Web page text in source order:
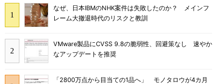
なぜ、日本IBMのNHK案件は失敗したのか？ メインフ
レーム大撤退時代のリスクと教訓
VMware製品にCVSS 9.8の脆弱性、回避策なし 速やか
なアップデートを推奨
「2800万点から目当ての1品へ」 モノタロウが4カ月